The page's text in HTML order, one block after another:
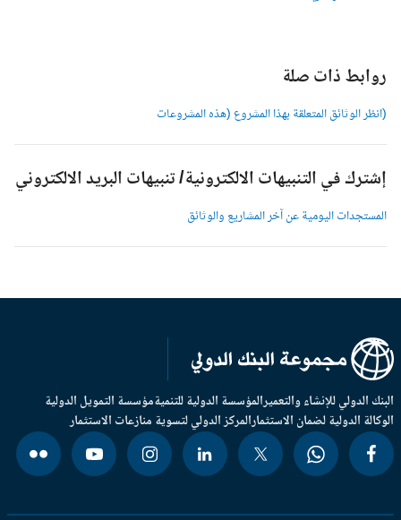
روابط ذات صلة
(انظر الوثائق المتعلقة بهذا المشروع (هذه المشروعات
إشترك في التنبيهات الالكترونية/ تنبيهات البريد الالكتروني
المستجدات اليومية عن آخر المشاريع والوثائق
الدولي للإنشاء والتعميرالمؤسسة الدولية للتنميةمؤسسة التمويل الدولية
الدولية لضمان الاستثمارالمركز الدولي لتسوية منازعات الاستثمار